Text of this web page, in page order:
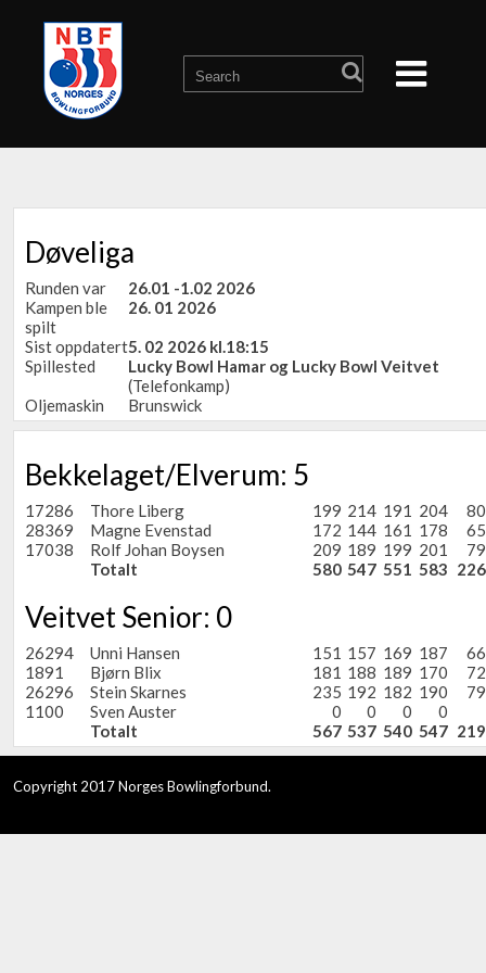
Døveliga
Runden var
26.01 -1.02 2026
Kampen ble
spilt
26. 01 2026
Sist oppdatert5. 02 2026 kl.18:15
Spillested
Lucky Bowl Hamar og Lucky Bowl Veitvet
(Telefonkamp)
Oljemaskin
Brunswick
Bekkelaget/Elverum: 5
17286 Thore Liberg 199 214 191 204
28369
Magne Evenstad 172 144 161 178
17038
Rolf Johan Boysen 209 189 199 201
Totalt
580 547 551 583
Veitvet Senior: 0
26294 Unni Hansen 151 157 169 187
1891
Bjørn Blix 181 188 189 170
26296
Stein Skarnes 235 192 182 190
1100
Sven Auster 0 0 0
0
Totalt
567 537 540 547
Copyright 2017 Norges Bowlingforbund.